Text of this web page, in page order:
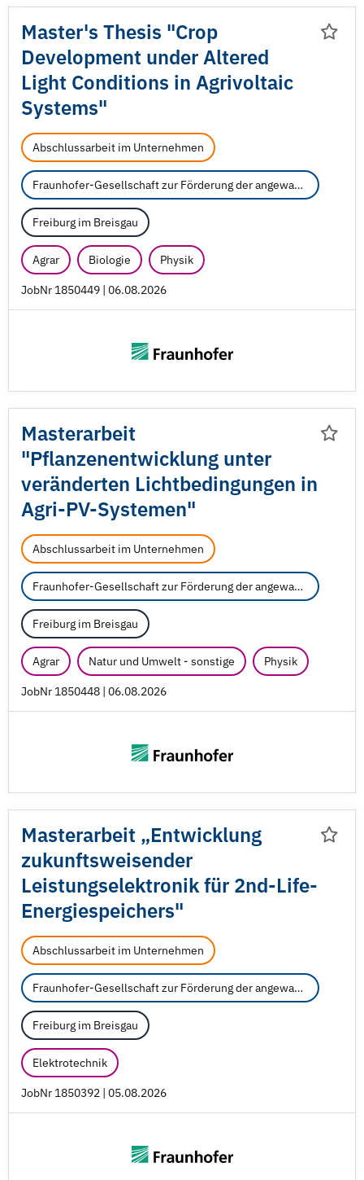
Master's Thesis "Crop
Development under Altered
Light Conditions in Agrivoltaic
Systems"
Abschlussarbeit im Unternehmen
Fraunhofer-Gesellschaft zur Förderung der angewandten Forschung e.V.
Freiburg im Breisgau
Agrar Biologie Physik
JobNr 1850449 | 06.08.2026
Masterarbeit
"Pflanzenentwicklung unter
veränderten Lichtbedingungen in
Agri-PV-Systemen"
Abschlussarbeit im Unternehmen
Fraunhofer-Gesellschaft zur Förderung der angewandten Forschung e.V.
Freiburg im Breisgau
Agrar Natur und Umwelt - sonstige Physik
JobNr 1850448 | 06.08.2026
Masterarbeit „Entwicklung
zukunftsweisender
Leistungselektronik für 2nd-Life-
Energiespeichers"
Abschlussarbeit im Unternehmen
Fraunhofer-Gesellschaft zur Förderung der angewandten Forschung e.V.
Freiburg im Breisgau
Elektrotechnik
JobNr 1850392 | 05.08.2026